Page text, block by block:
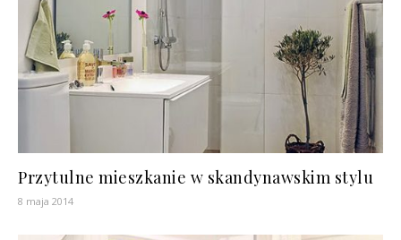
Przytulne mieszkanie w skandynawskim stylu
8 maja 2014